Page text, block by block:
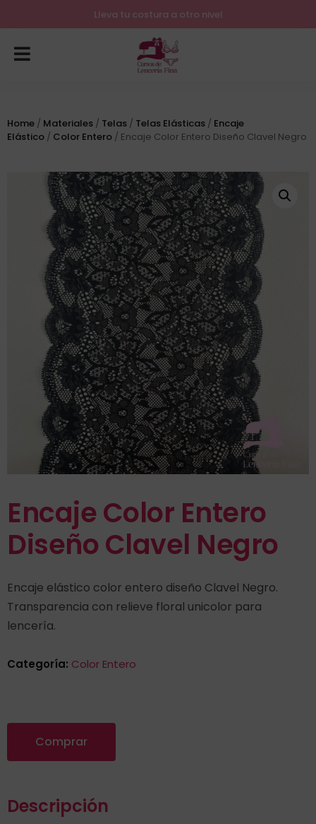
Lleva tu costura a otro nivel
Home / Materiales / Telas / Telas Elásticas / Encaje
Elástico / Color Entero / Encaje Color Entero Diseño Clavel Negro
Encaje Color Entero
Diseño Clavel Negro
Encaje elástico color entero diseño Clavel Negro.
Transparencia con relieve floral unicolor para
lencería.
Categoría: Color Entero
Comprar
Descripción